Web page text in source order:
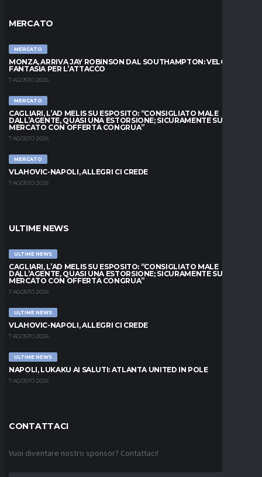
MERCATO
MERCATO
MONZA, ARRIVA JAY ROBINSON DAL SOUTHAMPTON: VELOCITÀ E
FANTASIA PER L’ATTACCO
7 AGOSTO 2026
MERCATO
CAGLIARI, L’AD MELIS SU ESPOSITO: “CONSIGLIATO MALE
DALL’AGENTE, QUASI UNA ESTORSIONE; SICURAMENTE SUL
MERCATO CON OFFERTA CONGRUA”
7 AGOSTO 2026
MERCATO
VLAHOVIC-NAPOLI, ALLEGRI CI CREDE
7 AGOSTO 2026
ULTIME NEWS
ULTIME NEWS
CAGLIARI, L’AD MELIS SU ESPOSITO: “CONSIGLIATO MALE
DALL’AGENTE, QUASI UNA ESTORSIONE; SICURAMENTE SUL
MERCATO CON OFFERTA CONGRUA”
7 AGOSTO 2026
ULTIME NEWS
VLAHOVIC-NAPOLI, ALLEGRI CI CREDE
7 AGOSTO 2026
ULTIME NEWS
NAPOLI, LUKAKU AI SALUTI: ATLANTA UNITED IN POLE
7 AGOSTO 2026
CONTATTACI
Vuoi diventare nostro sponsor? Contattaci!